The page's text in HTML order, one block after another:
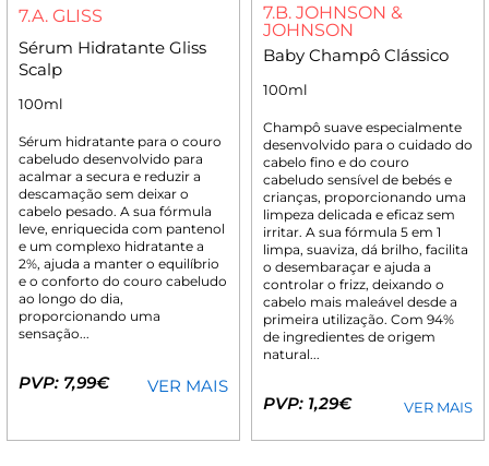
7.A. GLISS
Sérum Hidratante Gliss
Scalp
100ml
Sérum hidratante para o couro
cabeludo desenvolvido para
acalmar a secura e reduzir a
descamação sem deixar o
cabelo pesado. A sua fórmula
leve, enriquecida com pantenol
e um complexo hidratante a
2%, ajuda a manter o equilíbrio
e o conforto do couro cabeludo
ao longo do dia,
proporcionando uma
sensação...
PVP: 7,99€ VER MAIS
7.B. JOHNSON &
JOHNSON
Baby Champô Clássico
100ml
Champô suave especialmente
desenvolvido para o cuidado do
cabelo fino e do couro
cabeludo sensível de bebés e
crianças, proporcionando uma
limpeza delicada e eficaz sem
irritar. A sua fórmula 5 em 1
limpa, suaviza, dá brilho, facilita
o desembaraçar e ajuda a
controlar o frizz, deixando o
cabelo mais maleável desde a
primeira utilização. Com 94%
de ingredientes de origem
natural...
PVP: 1,29€ VER MAIS